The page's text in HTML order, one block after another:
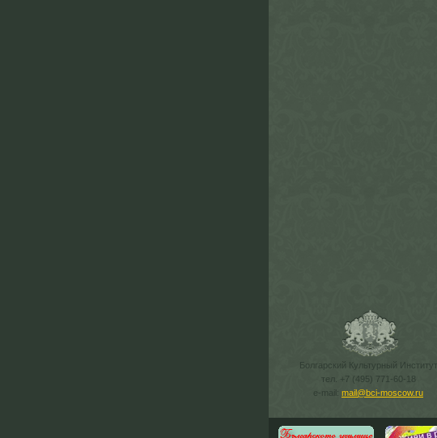
Болгарский Культурный Институт
тел. +7 (495) 771-60-18
e-mail: mail@bci-moscow.ru